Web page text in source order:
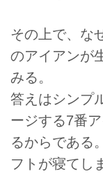
その上で、な
のアイアンが
みる。
答えはシンプ
ージする7番
るからである
フトが寝てし